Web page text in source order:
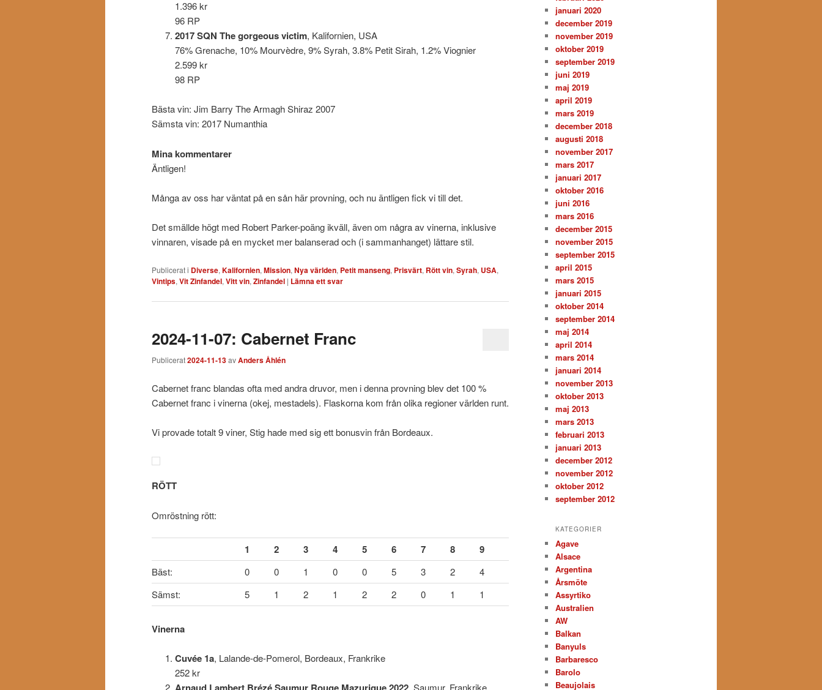
1.396 kr
96 RP
2017 SQN The gorgeous victim, Kalifornien, USA
76% Grenache, 10% Mourvèdre, 9% Syrah, 3.8% Petit Sirah, 1.2% Viognier
2.599 kr
98 RP
Bästa vin: Jim Barry The Armagh Shiraz 2007
Sämsta vin: 2017 Numanthia
Mina kommentarer
Äntligen!
Många av oss har väntat på en sån här provning, och nu äntligen fick vi till det.
Det smällde högt med Robert Parker-poäng ikväll, även om några av vinerna, inklusive
vinnaren, visade på en mycket mer balanserad och (i sammanhanget) lättare stil.
Publicerat i Diverse, Kalifornien, Mission, Nya världen, Petit manseng, Prisvärt, Rött vin, Syrah, USA,
Vintips, Vit Zinfandel, Vitt vin, Zinfandel | Lämna ett svar
2024-11-07: Cabernet Franc
Publicerat2024-11-13avAnders Åhlén
Cabernet franc blandas ofta med andra druvor, men i denna provning blev det 100 %
Cabernet franc i vinerna (okej, mestadels). Flaskorna kom från olika regioner världen runt.
Vi provade totalt 9 viner, Stig hade med sig ett bonusvin från Bordeaux.
RÖTT
Omröstning rött:
1 2 3 4 5 6 7 8 9
Bäst: 0 0 1 0 0 5 3 2
4
Sämst:
5 1 2 1 2 2 0 1 1
Vinerna
Cuvée 1a, Lalande-de-Pomerol, Bordeaux, Frankrike
252 kr
, Saumur, Frankrike
januari 2020
december 2019
november 2019
oktober 2019
september 2019
juni 2019
maj 2019
april 2019
mars 2019
december 2018
augusti 2018
november 2017
mars 2017
januari 2017
oktober 2016
juni 2016
mars 2016
december 2015
november 2015
september 2015
april 2015
mars 2015
januari 2015
oktober 2014
september 2014
maj 2014
april 2014
mars 2014
januari 2014
november 2013
oktober 2013
maj 2013
mars 2013
februari 2013
januari 2013
december 2012
november 2012
oktober 2012
september 2012
KATEGORIER
Agave
Alsace
Argentina
Årsmöte
Assyrtiko
Australien
AW
Balkan
Banyuls
Barbaresco
Barolo
Beaujolais